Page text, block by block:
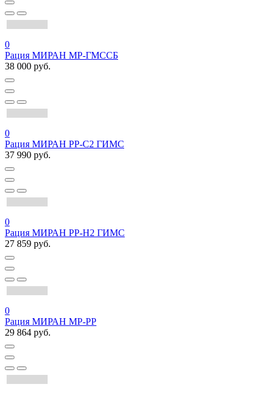
0
Рация МИРАН МР-ГМССБ
38 000 руб.
0
Рация МИРАН РР-С2 ГИМС
37 990 руб.
0
Рация МИРАН РР-Н2 ГИМС
27 859 руб.
0
Рация МИРАН МР-РР
29 864 руб.